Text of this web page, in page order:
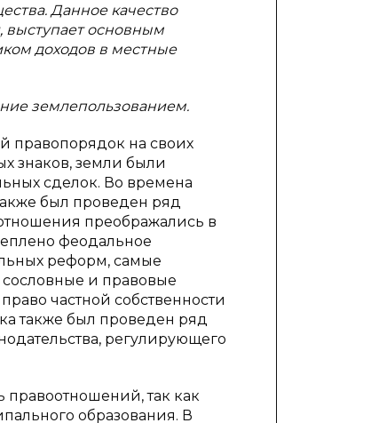
Данное качество
выступает основным
доходов в местные
землепользованием.
правопорядок на своих
знаков, земли были
сделок. Во времена
был проведен ряд
преображались в
феодальное
реформ, самые
сословные и правовые
частной собственности
также был проведен ряд
регулирующего
правоотношений, так как
образования. В